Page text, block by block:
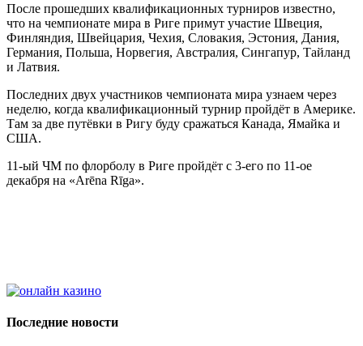
После прошедших квалификационных турниров известно,
что на чемпионате мира в Риге примут участие Швеция,
Финляндия, Швейцария, Чехия, Словакия, Эстония, Дания,
Германия, Польша, Норвегия, Австралия, Сингапур, Тайланд
и Латвия.
Последних двух участников чемпионата мира узнаем через
неделю, когда квалификационный турнир пройдёт в Америке.
Там за две путёвки в Ригу буду сражаться Канада, Ямайка и
США.
11-ый ЧМ по флорболу в Риге пройдёт с 3-его по 11-ое
декабря на «Arēna Rīga».
Последние новости